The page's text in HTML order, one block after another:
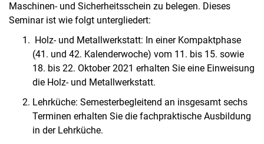
Maschinen- und Sicherheitsschein zu belegen. Dieses
Seminar ist wie folgt untergliedert:
Holz- und Metallwerkstatt: In einer Kompaktphase
(41. und 42. Kalenderwoche) vom 11. bis 15. sowie
18. bis 22. Oktober 2021 erhalten Sie eine Einweisung
die Holz- und Metallwerkstatt.
Lehrküche: Semesterbegleitend an insgesamt sechs
Terminen erhalten Sie die fachpraktische Ausbildung
in der Lehrküche.